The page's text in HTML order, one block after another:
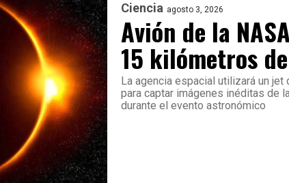
Ciencia agosto 3, 2026
Avión de la
15 kilómetros
La agencia espacial utilizará un jet
para captar imágenes inéditas de
durante el evento astronómico